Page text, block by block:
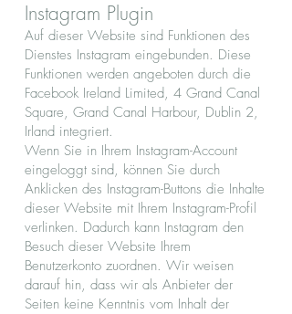
Instagram Plugin
Auf dieser Website sind Funktionen des
Dienstes Instagram eingebunden. Diese
Funktionen werden angeboten durch die
Facebook Ireland Limited, 4 Grand Canal
Square, Grand Canal Harbour, Dublin 2,
Irland integriert.
Wenn Sie in Ihrem Instagram-Account
eingeloggt sind, können Sie durch
Anklicken des Instagram-Buttons die Inhalte
dieser Website mit Ihrem Instagram-Profil
verlinken. Dadurch kann Instagram den
Besuch dieser Website Ihrem
Benutzerkonto zuordnen. Wir weisen
darauf hin, dass wir als Anbieter der
Seiten keine Kenntnis vom Inhalt der